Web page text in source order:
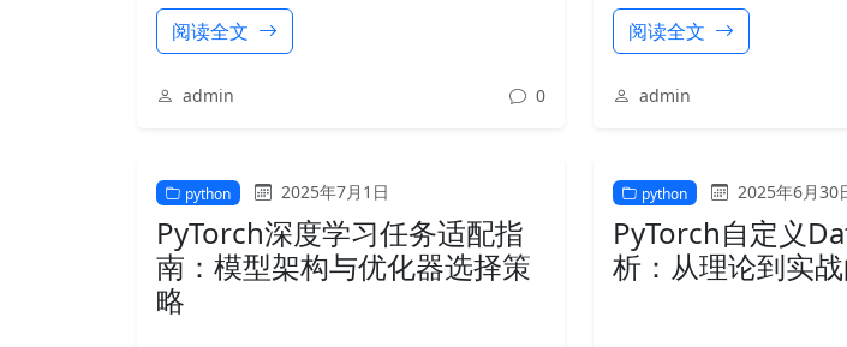
阅读全文
admin 0
阅读全文
admin
python 2025年7月1日
PyTorch深度学习任务适配指
南：模型架构与优化器选择策
略
python 2025年6月30
PyTorch自定义
析：从理论到实